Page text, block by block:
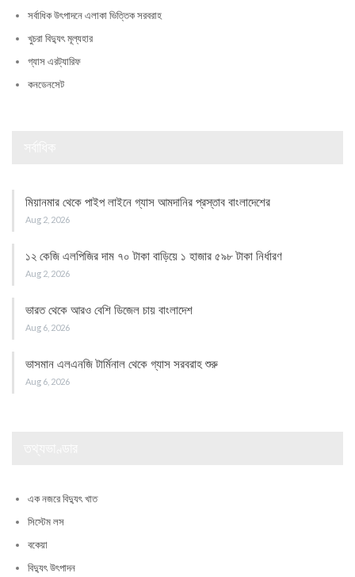
সর্বাধিক উৎপাদনে এলাকা ভিত্তিক সরবরাহ
খুচরা বিদ্যুৎ মূল্যহার
গ্যাস এরট্যারিফ
কনডেনসেট
মিয়ানমার থেকে পাইপ লাইনে গ্যাস আমদানির প্রস্তাব বাংলাদেশের
Aug 2, 2026
১২ কেজি এলপিজির দাম ৭০ টাকা বাড়িয়ে ১ হাজার ৫৯৮ টাকা নির্ধারণ
Aug 2, 2026
ভারত থেকে আরও বেশি ডিজেল চায় বাংলাদেশ
Aug 6, 2026
ভাসমান এলএনজি টার্মিনাল থেকে গ্যাস সরবরাহ শুরু
Aug 6, 2026
এক নজরে বিদ্যুৎ খাত
সিস্টেম লস
বকেয়া
বিদ্যুৎ উৎপাদন